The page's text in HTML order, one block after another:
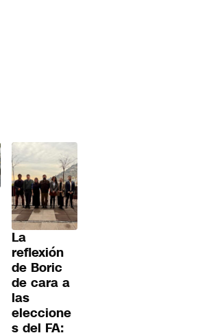
La
reflexión
de Boric
de cara a
las
eleccione
s del FA: